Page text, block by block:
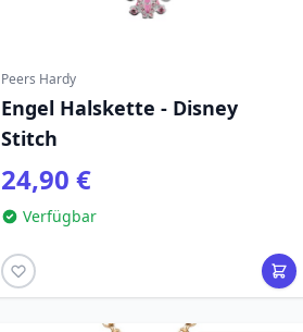
Peers Hardy
Engel Halskette - Disney
Stitch
24,90 €
Verfügbar